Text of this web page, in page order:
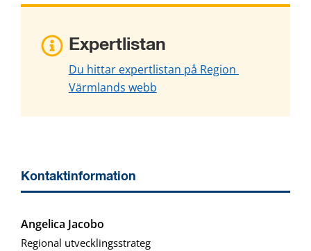
Expertlistan
Du hittar expertlistan på Region
Värmlands webb
Kontaktinformation
Angelica Jacobo
Regional utvecklingsstrateg